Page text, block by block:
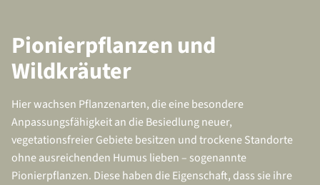
Pionierpflanzen und
Wildkräuter
Hier wachsen Pflanzenarten, die eine besondere
Anpassungsfähigkeit an die Besiedlung neuer,
vegetationsfreier Gebiete besitzen und trockene Standorte
ohne ausreichenden Humus lieben – sogenannte
Pionierpflanzen. Diese haben die Eigenschaft, dass sie ihre